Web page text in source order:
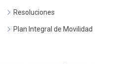
Resoluciones
Plan Integral de Movilidad